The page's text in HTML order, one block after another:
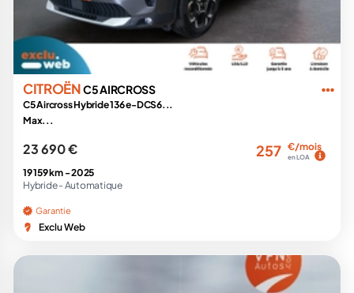
CITROËNC5 AIRCROSS
C5 Aircross Hybride 136 e-DCS6...
Max...
23 690 € 257 €/mois
en LOA
19 159 km -2025
Hybride - Automatique
Garantie
Exclu Web